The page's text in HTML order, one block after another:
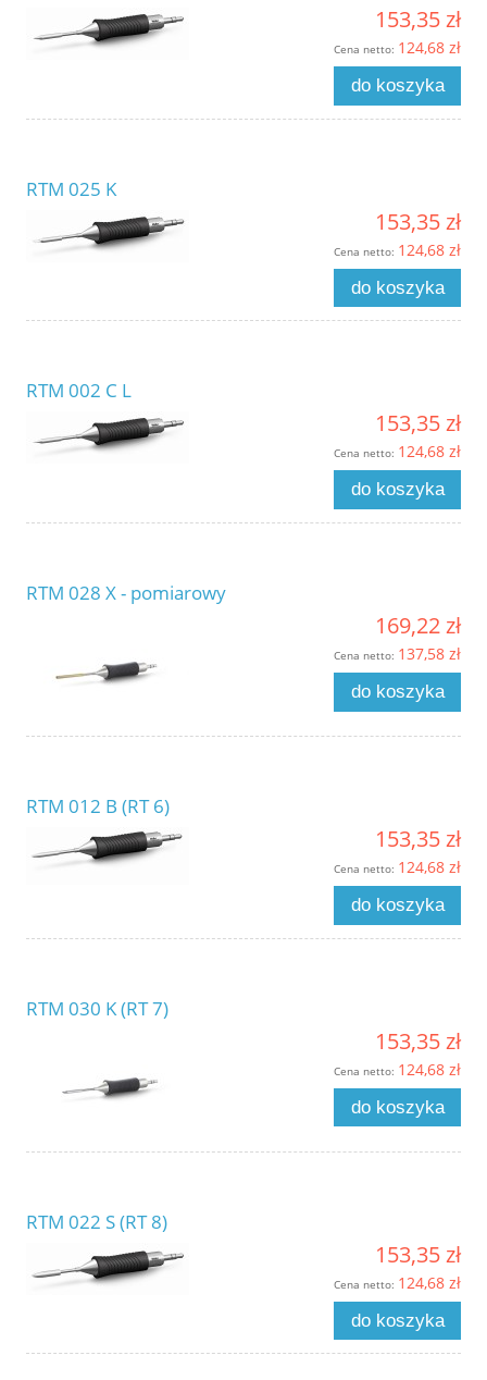
153,35 zł
Cena netto: 124,68 zł
do koszyka
RTM 025 K
153,35 zł
Cena netto: 124,68 zł
do koszyka
RTM 002 C L
153,35 zł
Cena netto: 124,68 zł
do koszyka
RTM 028 X - pomiarowy
169,22 zł
Cena netto: 137,58 zł
do koszyka
RTM 012 B (RT 6)
153,35 zł
Cena netto: 124,68 zł
do koszyka
RTM 030 K (RT 7)
153,35 zł
Cena netto: 124,68 zł
do koszyka
RTM 022 S (RT 8)
153,35 zł
Cena netto: 124,68 zł
do koszyka